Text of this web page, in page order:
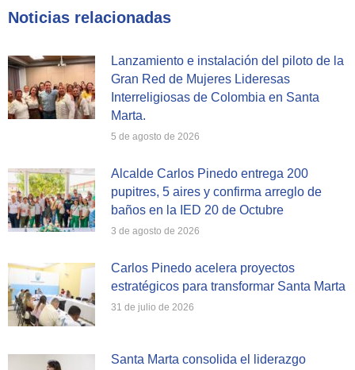
Noticias relacionadas
Lanzamiento e instalación del piloto de la
Gran Red de Mujeres Lideresas
Interreligiosas de Colombia en Santa
Marta.
5 de agosto de 2026
Alcalde Carlos Pinedo entrega 200
pupitres, 5 aires y confirma arreglo de
baños en la IED 20 de Octubre
3 de agosto de 2026
Carlos Pinedo acelera proyectos
estratégicos para transformar Santa Marta
31 de julio de 2026
Santa Marta consolida el liderazgo